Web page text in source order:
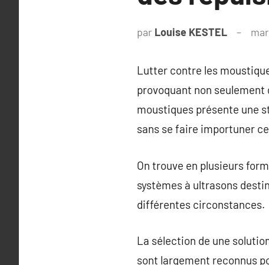
par Louise KESTEL
Lutter contre les
provoquant non seulement
moustiques présente une
sans se faire importuner
On trouve en plusieurs
systèmes à ultrasons
différentes circonstances.
La sélection de une
sont largement reconnus